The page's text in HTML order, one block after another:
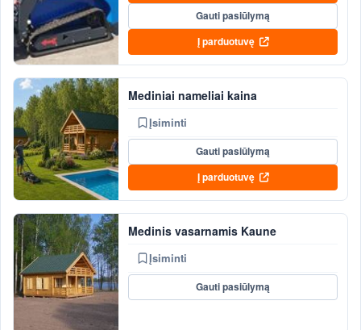
Gauti pasiūlymą
Į parduotuvę
Mediniai nameliai kaina
Įsiminti
Gauti pasiūlymą
Į parduotuvę
Medinis vasarnamis Kaune
Įsiminti
Gauti pasiūlymą